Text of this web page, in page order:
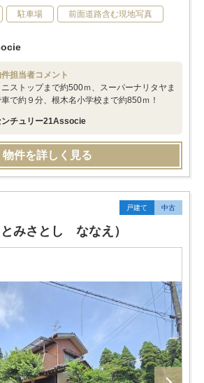
駐車場 前面道路含む現地写真
担当者コメント
ニストップまで約500ｍ、スーパーナリタヤま
で約９分、根木名小学校まで約850ｍ！
ンチュリー21Associe
物件を詳しく見る
戸建て 中古
みさとし ななえ）